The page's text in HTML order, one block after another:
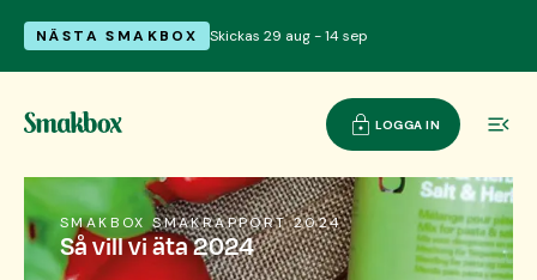
NÄSTA SMAKBOX Skickas 29 aug - 14 sep
LOGGA IN
SMAKBOX SMAKRAPPORT 2024
Så vill vi äta 2024